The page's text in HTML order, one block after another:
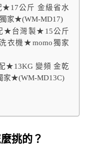
★17公斤 金級省水
家★(WM-MD17)
★台灣製★15公斤
衣機★momo獨家
★13KG 變頻 金乾
家★(WM-MD13C)
挑的？